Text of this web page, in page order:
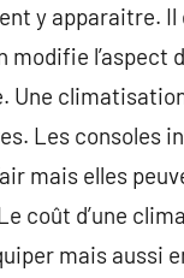
y apparaitre.
modifie
Une
Les consoles
mais elles
coût d’une
mais